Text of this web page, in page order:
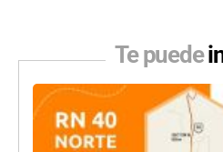
Te puede